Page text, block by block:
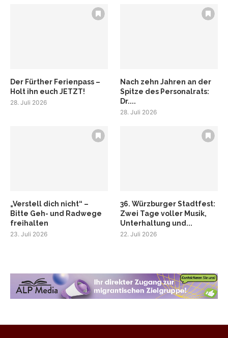
Der Fürther Ferienpass –
Holt ihn euch JETZT!
28. Juli 2026
Nach zehn Jahren an der
Spitze des Personalrats:
Dr....
28. Juli 2026
„Verstell dich nicht“ –
Bitte Geh- und Radwege
freihalten
23. Juli 2026
36. Würzburger Stadtfest:
Zwei Tage voller Musik,
Unterhaltung und...
22. Juli 2026